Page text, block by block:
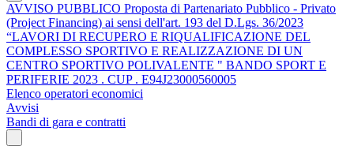
AVVISO PUBBLICO Proposta di Partenariato Pubblico - Privato
(Project Financing) ai sensi dell'art. 193 del D.Lgs. 36/2023
“LAVORI DI RECUPERO E RIQUALIFICAZIONE DEL
COMPLESSO SPORTIVO E REALIZZAZIONE DI UN
CENTRO SPORTIVO POLIVALENTE " BANDO SPORT E
PERIFERIE 2023 . CUP . E94J23000560005
Elenco operatori economici
Avvisi
Bandi di gara e contratti